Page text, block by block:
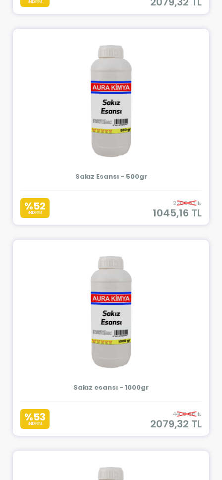
İNDİRİM
Sakız Esansı - 500gr
%52
İNDİRİM
2200,33 ₺
1045,16 TL
Sakız esansı - 1000gr
%53
İNDİRİM
4400,66 ₺
2079,32 TL